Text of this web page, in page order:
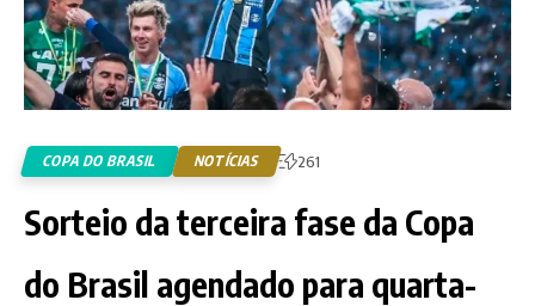
COPA DO BRASIL NOTÍCIAS 261
Sorteio da terceira fase da Copa
do Brasil agendado para quarta-